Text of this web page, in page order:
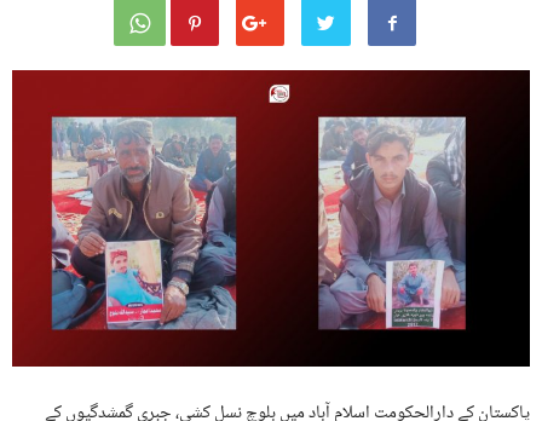
پاکستان کے دارالحکومت اسلام آباد میں بلوچ نسل کشی، جبری گمشدگیوں کے